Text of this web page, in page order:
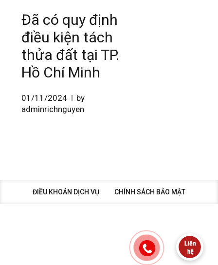
Đã có quy định
điều kiện tách
thửa đất tại TP.
Hồ Chí Minh
01/11/2024
by
adminrichnguyen
ĐIỀU KHOẢN DỊCH VỤ CHÍNH SÁCH BẢO MẬT